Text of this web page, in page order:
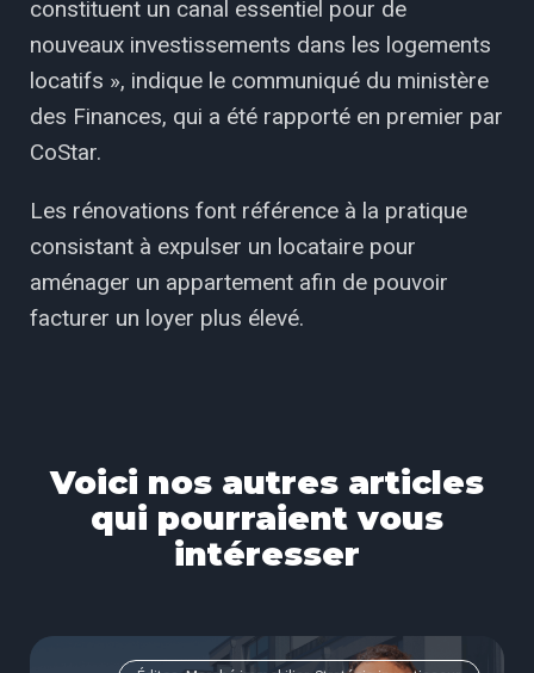
constituent un canal essentiel pour de
nouveaux investissements dans les logements
locatifs », indique le communiqué du ministère
des Finances, qui a été rapporté en premier par
CoStar.
Les rénovations font référence à la pratique
consistant à expulser un locataire pour
aménager un appartement afin de pouvoir
facturer un loyer plus élevé.
Voici nos autres articles
qui pourraient vous
intéresser